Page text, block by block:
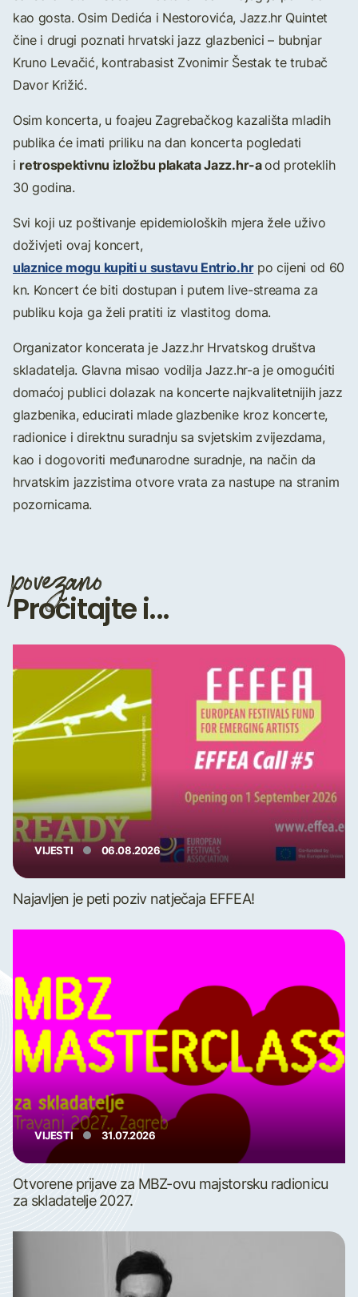
kao gosta. Osim Dedića i Nestorovića, Jazz.hr Quintet
čine i drugi poznati hrvatski jazz glazbenici – bubnjar
Kruno Levačić, kontrabasist Zvonimir Šestak te trubač
Davor Križić.
Osim koncerta, u foajeu Zagrebačkog kazališta mladih
publika će imati priliku na dan koncerta pogledati
i retrospektivnu izložbu plakata Jazz.hr-aod proteklih
30 godina.
Svi koji uz poštivanje epidemioloških mjera žele uživo
doživjeti ovaj koncert,
ulaznice mogu kupiti u sustavu Entrio.hrpo cijeni od 60
kn. Koncert će biti dostupan i putem live-streama za
publiku koja ga želi pratiti iz vlastitog doma.
Organizator koncerata je Jazz.hr Hrvatskog društva
skladatelja. Glavna misao vodilja Jazz.hr-a je omogućiti
domaćoj publici dolazak na koncerte najkvalitetnijih jazz
glazbenika, educirati mlade glazbenike kroz koncerte,
radionice i direktnu suradnju sa svjetskim zvijezdama,
kao i dogovoriti međunarodne suradnje, na način da
hrvatskim jazzistima otvore vrata za nastupe na stranim
pozornicama.
povezano
Pročitajte i...
VIJESTI 06.08.2026
Najavljen je peti poziv natječaja EFFEA!
VIJESTI 31.07.2026
Otvorene prijave za MBZ-ovu majstorsku radionicu
za skladatelje 2027.